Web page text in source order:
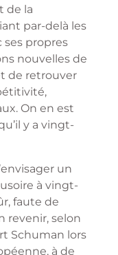
de la
par-delà les
ses propres
nouvelles de
de retrouver
On en est
y a vingt-
un
à vingt-
faute de
revenir, selon
Schuman lors
à de